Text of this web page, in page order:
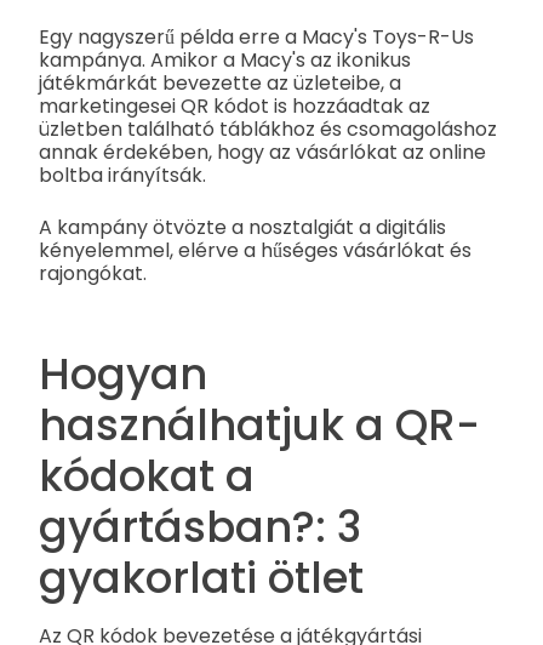
Egy nagyszerű példa erre a Macy's Toys-R-Us
kampánya. Amikor a Macy's az ikonikus
játékmárkát bevezette az üzleteibe, a
marketingesei QR kódot is hozzáadtak az
üzletben található táblákhoz és csomagoláshoz
annak érdekében, hogy az vásárlókat az online
boltba irányítsák.
A kampány ötvözte a nosztalgiát a digitális
kényelemmel, elérve a hűséges vásárlókat és
rajongókat.
Hogyan
használhatjuk a QR-
kódokat a
gyártásban?: 3
gyakorlati ötlet
Az QR kódok bevezetése a játékgyártási